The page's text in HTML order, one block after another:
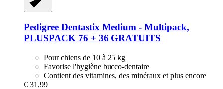
Pedigree Dentastix Medium -​ Multipack,
PLUSPACK 76 + 36 GRATUITS
Pour chiens de 10 à 25 kg
Favorise l'hygiène bucco-dentaire
Contient des vitamines, des minéraux et plus encore
€ 31,99